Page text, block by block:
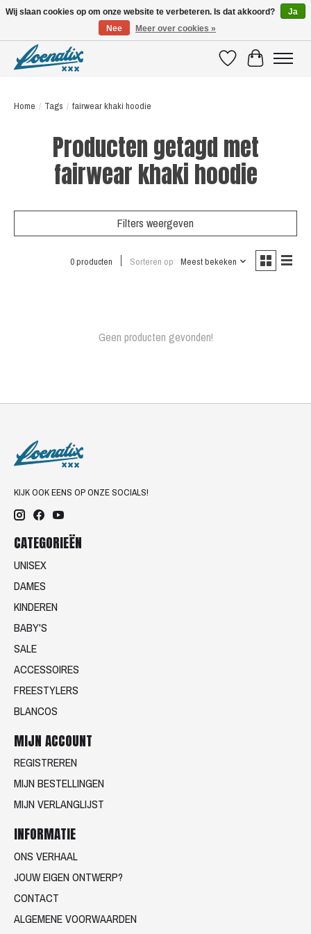
VerlanglijstWinkelwagen
Home / Tags / fairwear khaki hoodie
Producten getagd met
fairwear khaki hoodie
Filters weergeven
0 producten Sorteren op Meest bekeken
Geen producten gevonden!
KIJK OOK EENS OP ONZE SOCIALS!
CATEGORIEËN
UNISEX
DAMES
KINDEREN
BABY'S
SALE
ACCESSOIRES
FREESTYLERS
BLANCOS
MIJN ACCOUNT
REGISTREREN
MIJN BESTELLINGEN
MIJN VERLANGLIJST
INFORMATIE
ONS VERHAAL
JOUW EIGEN ONTWERP?
CONTACT
ALGEMENE VOORWAARDEN
Wij slaan cookies op om onze website te verbeteren. Is dat akkoord?
Ja
Nee
Meer over cookies »